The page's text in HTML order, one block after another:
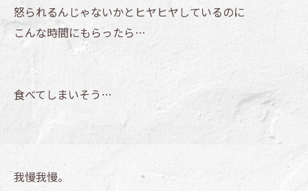
怒られるんじゃないかとヒヤヒヤしているのに
こんな時間にもらったら…
食べてしまいそう…
我慢我慢。